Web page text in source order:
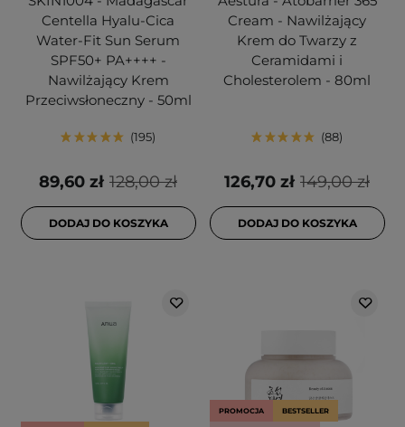
Centella Hyalu-Cica
Water-Fit Sun Serum
SPF50+ PA++++ -
Nawilżający Krem
Przeciwsłoneczny - 50ml
195
128,00 zł
89,60 zł
DODAJ DO KOSZYKA
Cream - Nawilżający
Krem do Twarzy z
Ceramidami i
Cholesterolem - 80ml
88
149,00 zł
126,70 zł
DODAJ DO KOSZYKA
PROMOCJA BESTSELLER